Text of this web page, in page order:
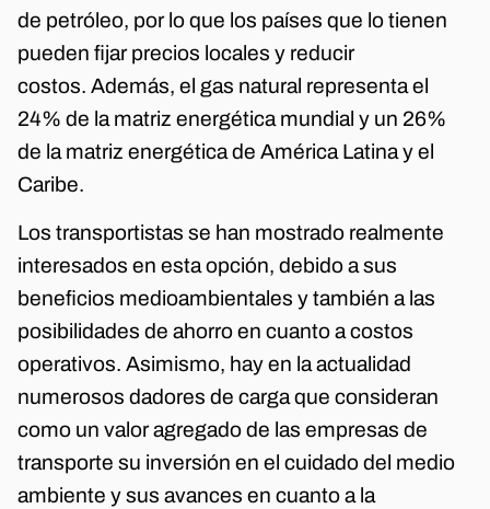
de petróleo, por lo que los países que lo tienen
pueden fijar precios locales y reducir
costos. Además, el gas natural representa el
24% de la matriz energética mundial y un 26%
de la matriz energética de América Latina y el
Caribe.
Los transportistas se han mostrado realmente
interesados en esta opción, debido a sus
beneficios medioambientales y también a las
posibilidades de ahorro en cuanto a costos
operativos. Asimismo, hay en la actualidad
numerosos dadores de carga que consideran
como un valor agregado de las empresas de
transporte su inversión en el cuidado del medio
ambiente y sus avances en cuanto a la